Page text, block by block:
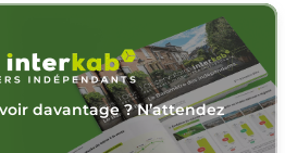
davantage ? N’attendez